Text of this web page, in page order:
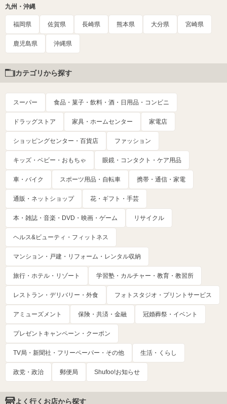
九州・沖縄
福岡県 佐賀県 長崎県 熊本県 大分県 宮崎県
鹿児島県 沖縄県
カテゴリから探す
スーパー 食品・菓子・飲料・酒・日用品・コンビニ
ドラッグストア 家具・ホームセンター 家電店
ショッピングセンター・百貨店 ファッション
キッズ・ベビー・おもちゃ 眼鏡・コンタクト・ケア用品
車・バイク スポーツ用品・自転車 携帯・通信・家電
通販・ネットショップ 花・ギフト・手芸
本・雑誌・音楽・DVD・映画・ゲーム リサイクル
ヘルス&ビューティ・フィットネス
マンション・戸建・リフォーム・レンタル収納
旅行・ホテル・リゾート 学習塾・カルチャー・教育・教習所
レストラン・デリバリー・外食 フォトスタジオ・プリントサービス
アミューズメント 保険・共済・金融 冠婚葬祭・イベント
プレゼントキャンペーン・クーポン
TV局・新聞社・フリーペーパー・その他 生活・くらし
政党・政治 郵便局 Shufoo!お知らせ
よく行くお店から探す